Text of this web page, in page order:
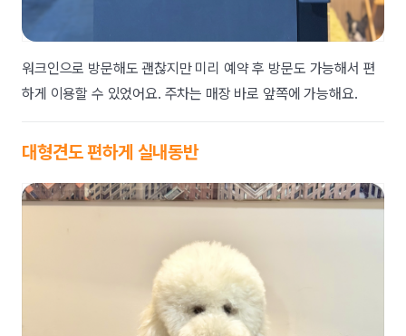
워크인으로 방문해도 괜찮지만 미리 예약 후 방문도 가능해서 편
하게 이용할 수 있었어요. 주차는 매장 바로 앞쪽에 가능해요.
대형견도 편하게 실내동반